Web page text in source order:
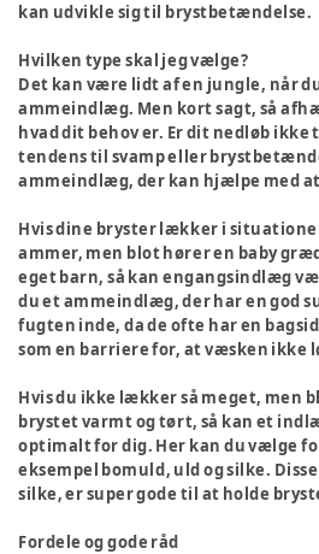
kan udvikle sig til brystbetændelse.
Hvilken type skal jeg vælge?
Det kan være lidt af en jungle, når
ammeindlæg. Men kort sagt, så
hvad dit behov er. Er dit nedløb ikke
tendens til svamp eller
ammeindlæg, der kan hjælpe med
Hvis dine bryster lækker i
ammer, men blot hører en baby
eget barn, så kan engangsindlæg
du et ammeindlæg, der har en god
fugten inde, da de ofte har en
som en barriere for, at væsken ikke
Hvis du ikke lækker så meget, men
brystet varmt og tørt, så kan et
optimalt for dig. Her kan du vælge
eksempel bomuld, uld og silke.
silke, er super gode til at holde
Fordele og gode råd